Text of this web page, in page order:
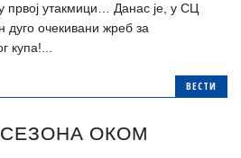
првој утакмици… Данас је, у СЦ
дуго очекивани жреб за
купа!...
ВЕСТИ
ОКОМ